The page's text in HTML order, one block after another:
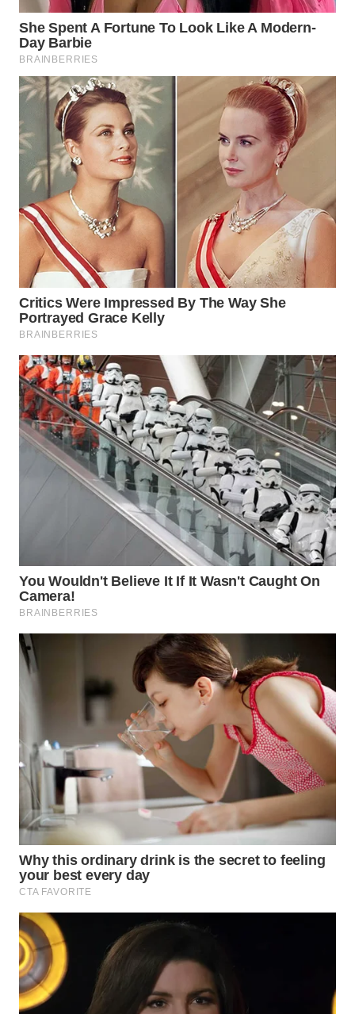
WN
NATUNA
WN
BINTAN
WN
MANDALIKA
WN
LIKUPANG
WN
LABUANBAJO
WN
Wahana
Media
Group
WAHANA
NEWS
ADVOKAT
WAHANA
INFRASTRUKTUR
WAHANA
LISTRIK
WAHANA
TRAVEL
WAHANA
TV
WAHANANEWS
ID
WAHANANEWS
CO ID